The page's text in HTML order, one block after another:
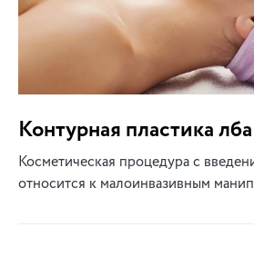
Контурная пластика лба
Косметическая процедура с
относится к малоинвазивным